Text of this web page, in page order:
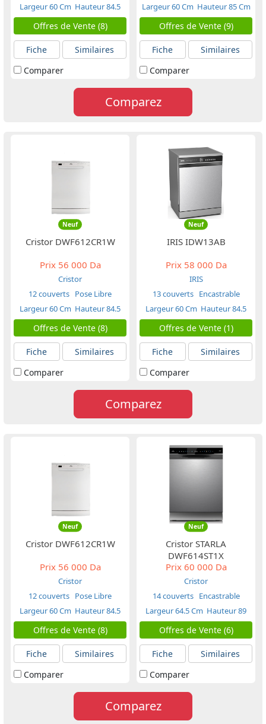
Largeur 60 Cm Hauteur 84.5
Cm
Offres de Vente (8)
Fiche
Similaires
Comparer
Largeur 60 Cm Hauteur 85 Cm
Offres de Vente (9)
Fiche
Similaires
Comparer
Comparez
Neuf
Cristor DWF612CR1W
Prix56 000 Da
Cristor
12 couverts Pose Libre
Largeur 60 Cm Hauteur 84.5
Cm
Offres de Vente (8)
Fiche
Similaires
Comparer
Neuf
IRIS IDW13AB
Prix58 000 Da
IRIS
13 couverts Encastrable
Largeur 60 Cm Hauteur 84.5
Cm
Offres de Vente (1)
Fiche
Similaires
Comparer
Comparez
Neuf
Cristor DWF612CR1W
Prix56 000 Da
Cristor
12 couverts Pose Libre
Largeur 60 Cm Hauteur 84.5
Cm
Offres de Vente (8)
Fiche
Similaires
Comparer
Neuf
Cristor STARLA
DWF614ST1X
Prix60 000 Da
Cristor
14 couverts Encastrable
Largeur 64.5 Cm Hauteur 89
Cm
Offres de Vente (6)
Fiche
Similaires
Comparer
Comparez